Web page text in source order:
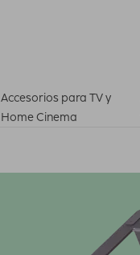
Accesorios para TV y
Home Cinema